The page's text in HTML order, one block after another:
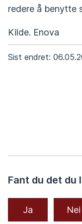
redere å benytte
Kilde. Enova
Sist endret
Fant du det du
Ja Nei